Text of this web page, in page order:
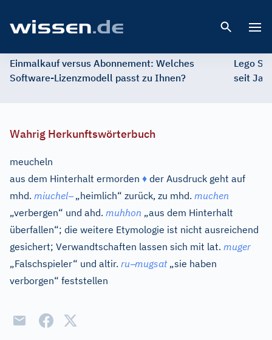
Einmalkauf versus Abonnement: Welches
Software-Lizenzmodell passt zu Ihnen?
Lego
seit
Wahrig Herkunftswörterbuch
meucheln
aus dem Hinterhalt ermorden ♦ der Ausdruck geht auf
mhd. miuchel–„heimlich“ zurück, zu mhd. muchen
„verbergen“ und ahd. muhhon „aus dem Hinterhalt
überfallen“; die weitere Etymologie ist nicht ausreichend
gesichert; Verwandtschaften lassen sich mit lat. muger
„Falschspieler“ und altir. ru–mugsat„sie haben
verborgen“ feststellen